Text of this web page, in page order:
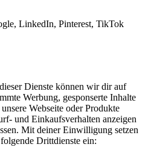
LinkedIn, Pinterest, TikTok
Dienste können wir dir auf
Werbung, gesponserte Inhalte
Webseite oder Produkte
und Einkaufsverhalten anzeigen
Mit deiner Einwilligung setzen
Drittdienste ein: